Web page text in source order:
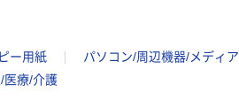
ー用紙 パソコン/周辺機器/メディア
医療/介護